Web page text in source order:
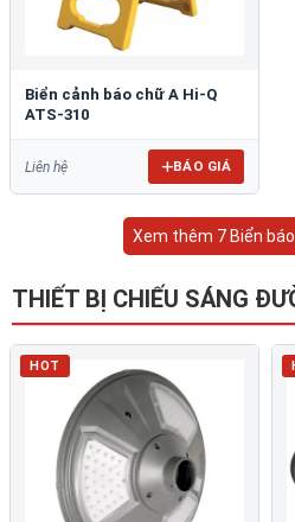
Biển cảnh báo chữ A Hi-Q
ATS-310
Liên hệ BÁO GIÁ
Xem thêm 7 Biển
THIẾT BỊ CHIẾU SÁNG
HOT